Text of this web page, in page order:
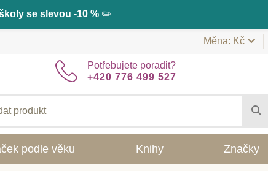
se slevou -10 % ✏️
Měna: Kč
Potřebujete poradit?
+420 776 499 527
podle věku Knihy Značky